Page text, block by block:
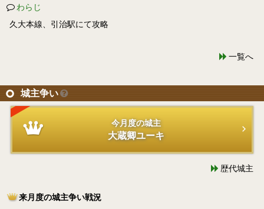
わらじ
久大本線、引治駅にて攻略
一覧へ
城主争い
今月度の城主
大蔵卿ユーキ
歴代城主
来月度の城主争い戦況